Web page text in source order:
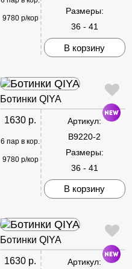
9780 р/кор
Размеры:
36 - 41
В корзину
Ботинки QIYA
1630 р.
6 пар в кор.
9780 р/кор
Артикул:
B9220-2
Размеры:
36 - 41
В корзину
Ботинки QIYA
1630 р. Артикул: